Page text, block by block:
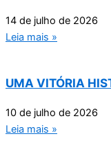
14 de julho de 2026
Leia mais »
UMA VITÓRIA
10 de julho de 2026
Leia mais »